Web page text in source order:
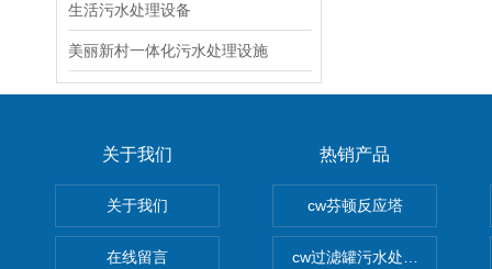
生活污水处理设备
美丽新村一体化污水处理设施
关于我们
关于我们
在线留言
热销产品
cw芬顿反应塔
cw过滤罐污水处理设备 多介